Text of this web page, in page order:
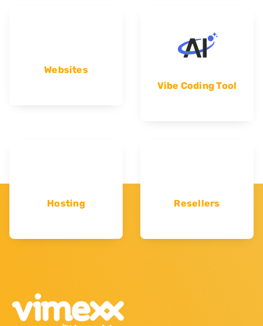
Websites
Vibe Coding Tool
Hosting Resellers